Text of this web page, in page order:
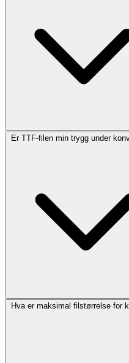
Er TTF-filen min trygg under
Hva er maksimal filstørrelse for